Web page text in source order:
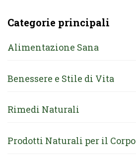
Categorie principali
Alimentazione Sana
Benessere e Stile di Vita
Rimedi Naturali
Prodotti Naturali per il Corpo